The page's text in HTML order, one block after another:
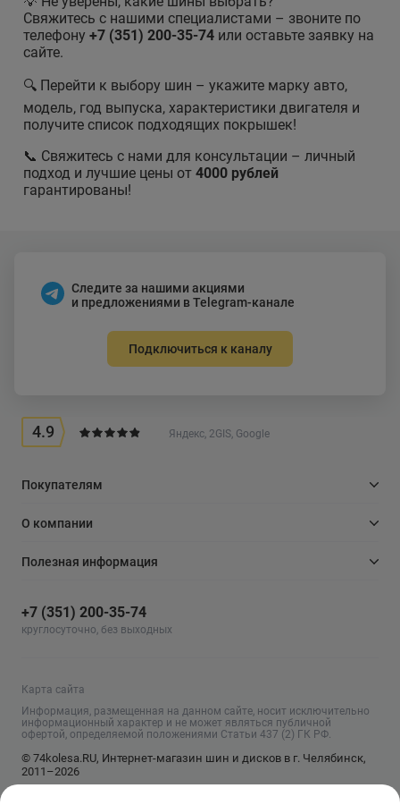
Свяжитесь с нашими специалистами – звоните по
телефону +7 (351) 200-35-74 или оставьте заявку на
сайте.
🔍 Перейти к выбору шин – укажите марку авто,
модель, год выпуска, характеристики двигателя и
получите список подходящих покрышек!
📞 Свяжитесь с нами для консультации – личный
подход и лучшие цены от 4000 рублей
гарантированы!
Следите за нашими акциями
и предложениями в Telegram-канале
Подключиться к каналу
4.9 Яндекс, 2GIS, Google
Покупателям
О компании
Полезная информация
+7 (351) 200-35-74
круглосуточно, без выходных
Карта сайта
Информация, размещенная на данном сайте, носит исключительно
информационный характер и не может являться публичной
офертой, определяемой положениями Статьи 437 (2) ГК РФ.
© 74kolesa.RU, Интернет-магазин шин и дисков в г. Челябинск,
2011–2026